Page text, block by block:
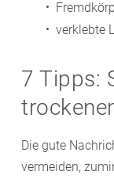
verklebte
7 Tipps:
Die gute
vermeiden,